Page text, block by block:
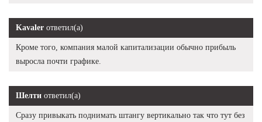
Kavaler ответил(а)
Кроме того, компания малой капитализации обычно прибыль
выросла почти графике.
Шелти ответил(а)
Сразу привыкать поднимать штангу вертикально так что тут без